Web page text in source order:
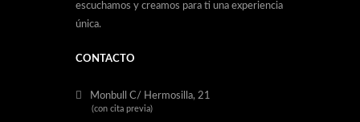
escuchamos y creamos para ti una experiencia
única.
CONTACTO
Monbull C/ Hermosilla, 21
(con cita previa)